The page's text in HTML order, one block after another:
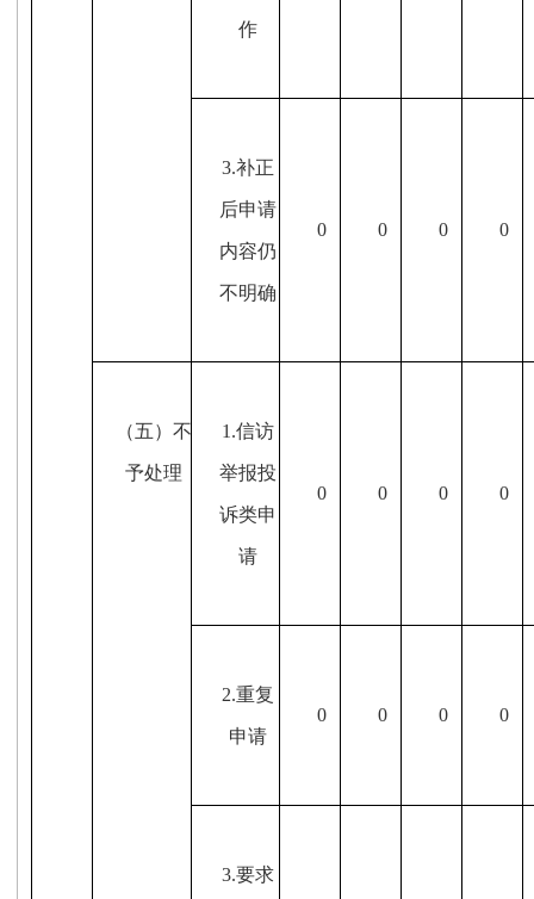
作
3.补正
后申请
内容仍
不明确
0 0 0 0
（五）不
予处理
1.信访
举报投
诉类申
请
0 0 0 0
2.重复
申请
0 0 0 0
3.要求